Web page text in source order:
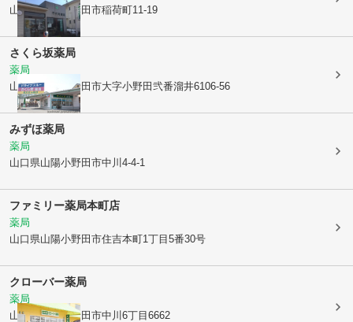
山口県山陽小野田市稲荷町11-19
さくら坂薬局
薬局
山口県山陽小野田市大字小野田弐番溜井6106-56
みずほ薬局
薬局
山口県山陽小野田市中川4-4-1
ファミリー薬局本町店
薬局
山口県山陽小野田市住吉本町1丁目5番30号
クローバー薬局
薬局
山口県山陽小野田市中川6丁目6662